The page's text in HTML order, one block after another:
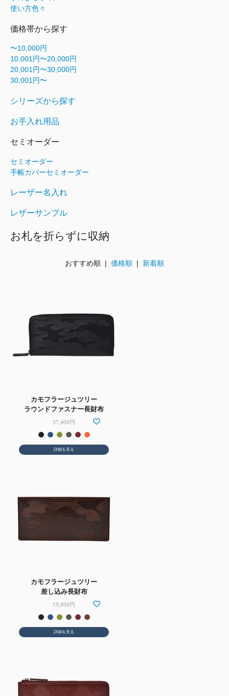
使い方色々
価格帯から探す
〜10,000円
10,001円〜20,000円
20,001円〜30,000円
30,001円〜
シリーズから探す
お手入れ用品
セミオーダー
セミオーダー
手帳カバーセミオーダー
レーザー名入れ
レザーサンプル
お札を折らずに収納
おすすめ順 | 価格順 | 新着順
カモフラージュツリー
ラウンドファスナー長財布
37,400円
詳細を見る
カモフラージュツリー
差し込み長財布
19,800円
詳細を見る